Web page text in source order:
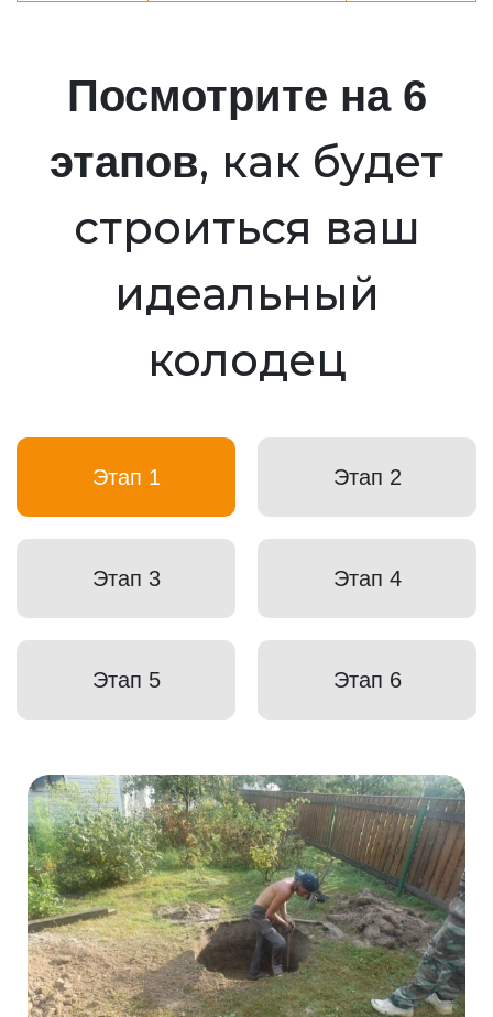
Посмотрите на 6
этапов, как будет
строиться ваш
идеальный
колодец
Этап 1 Этап 2
Этап 3 Этап 4
Этап 5 Этап 6